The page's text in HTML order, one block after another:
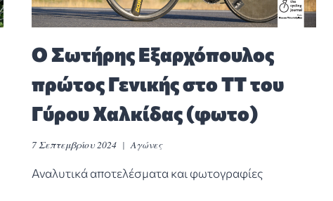
Ο Σωτήρης Εξαρχόπουλος
πρώτος Γενικής στο ΤΤ του
Γύρου Χαλκίδας (φωτο)
7 Σεπτεμβρίου 2024 Αγώνες
Αναλυτικά αποτελέσματα και φωτογραφίες